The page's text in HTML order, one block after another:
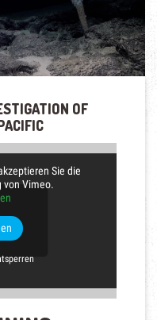
OF
Sie die
von Vimeo.